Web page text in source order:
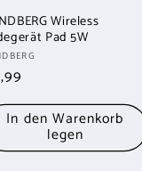
Wireless
Pad 5W
In den Warenkorb
legen